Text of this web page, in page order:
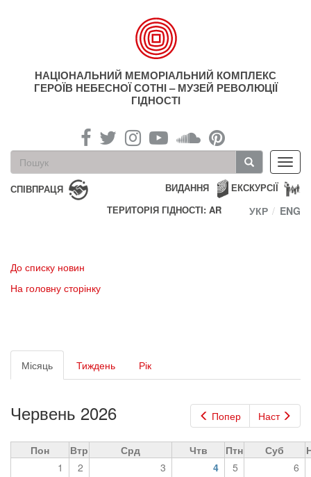
НАЦІОНАЛЬНИЙ МЕМОРІАЛЬНИЙ КОМПЛЕКС
ГЕРОЇВ НЕБЕСНОЇ СОТНІ – МУЗЕЙ РЕВОЛЮЦІЇ
ГІДНОСТІ
Пошукова
форма
Пошук
СПІВПРАЦЯ ЕКСКУРСІЇ
ВИДАННЯ
ТЕРИТОРІЯ ГІДНОСТІ: AR
УКР ENG
До списку новин
На головну сторінку
Первинні
вкладки
Місяць (активна
вкладка)
Тиждень Рік
Попер Наст
Червень 2026
Пон Втр Срд Чтв Птн Суб
1
2 3 4 5 6